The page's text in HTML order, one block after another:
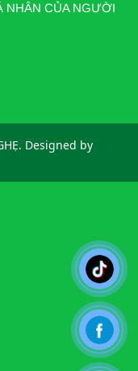
NHÂN CỦA NGƯỜI
Designed by